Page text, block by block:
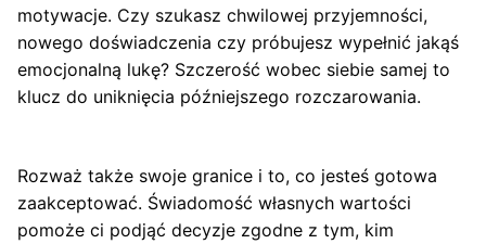
motywacje. Czy szukasz chwilowej przyjemności,
nowego doświadczenia czy próbujesz wypełnić jakąś
emocjonalną lukę? Szczerość wobec siebie samej to
klucz do uniknięcia późniejszego rozczarowania.
Rozważ także swoje granice i to, co jesteś gotowa
zaakceptować. Świadomość własnych wartości
pomoże ci podjąć decyzje zgodne z tym, kim